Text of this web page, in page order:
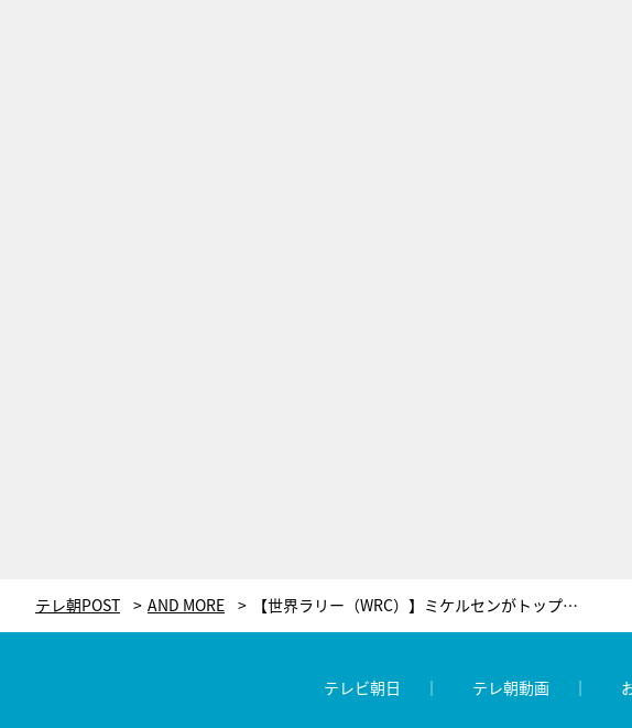
テレ朝POST AND MORE 【世界ラリー（WRC）】ミケルセンがトップ！ 第13戦ラリー・オーストラリア デイ1結果
テレビ朝日 テレ朝動画